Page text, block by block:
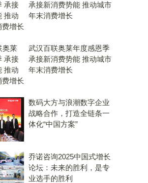
承接新消费势能 推动城市
年末消费增长
武汉百联奥莱年度感恩季
承接新消费势能 推动城市
年末消费增长
数码大方与浪潮数字企业
战略合作，打造全链条一
体化“中国方案”
乔诺咨询2025中国式增长
论坛：未来的胜利，是专
业选手的胜利